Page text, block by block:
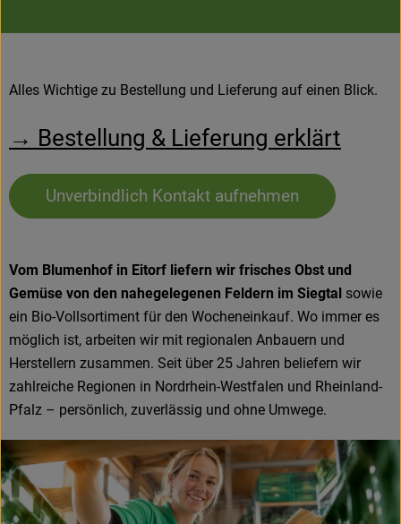
Service
Hofladen
Alles Wichtige zu Bestellung und Lieferung auf einen Blick.
→ Bestellung & Lieferung erklärt
Unverbindlich Kontakt aufnehmen
Vom Blumenhof in Eitorf liefern wir frisches Obst und
Gemüse von den nahegelegenen Feldern im Siegtal sowie
ein Bio-Vollsortiment für den Wocheneinkauf. Wo immer es
möglich ist, arbeiten wir mit regionalen Anbauern und
Herstellern zusammen. Seit über 25 Jahren beliefern wir
zahlreiche Regionen in Nordrhein-Westfalen und Rheinland-
Pfalz – persönlich, zuverlässig und ohne Umwege.